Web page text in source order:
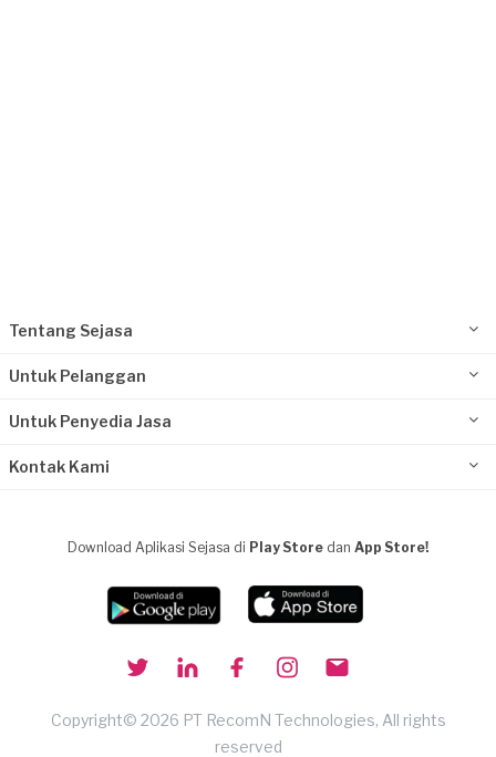
Tentang Sejasa
Untuk Pelanggan
Untuk Penyedia Jasa
Kontak Kami
Download Aplikasi Sejasa di Play Store dan App Store!
Copyright© 2026 PT RecomN Technologies, All rights
reserved